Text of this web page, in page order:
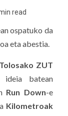
read
ospatuko da
eta abestia.
Tolosako ZUT
batean
Run Down-e
Kilometroak